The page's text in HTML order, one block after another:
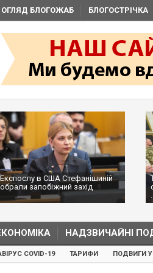
ОГЛЯД БЛОГОЖАБ БЛОГОСТРІЧКА
Експослу в США Стефанішиній
обрали запобіжний захід
НАДЗВИЧАЙНІ
COVID-19 ТАРИФИ ПОДВИГИ